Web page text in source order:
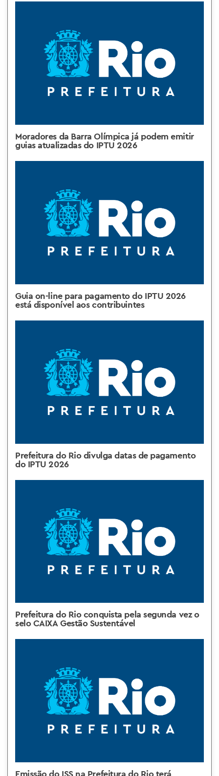
Moradores da Barra Olímpica já podem emitir
guias atualizadas do IPTU 2026
Guia on-line para pagamento do IPTU 2026
está disponível aos contribuintes
Prefeitura do Rio divulga datas de pagamento
do IPTU 2026
Prefeitura do Rio conquista pela segunda vez o
selo CAIXA Gestão Sustentável